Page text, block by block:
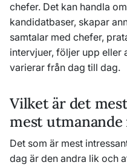
chefer. Det kan handla
kandidatbaser, skapar
samtalar med chefer,
intervjuer, följer upp eller
varierar från dag till dag.
Vilket är det
mest
Det som är mest
dag är den andra lik och